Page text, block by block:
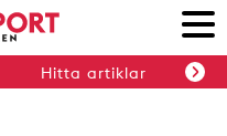
Hitta artiklar